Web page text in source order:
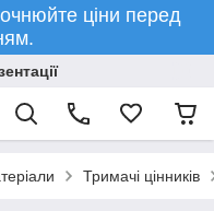
ціни перед
Тримачі цінників